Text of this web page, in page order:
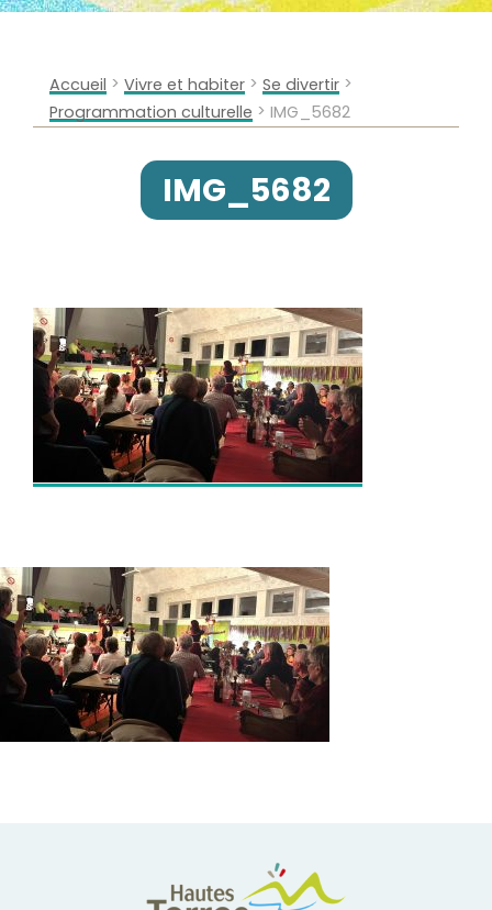
Accueil > Vivre et habiter > Se divertir >
Programmation culturelle > IMG_5682
IMG_5682